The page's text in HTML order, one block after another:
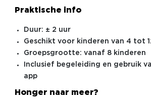
Praktische info
Duur: ± 2 uur
Geschikt voor kinderen van 4 tot
Groepsgrootte: vanaf 8 kinderen
Inclusief begeleiding en gebruik
app
Honger naar meer?